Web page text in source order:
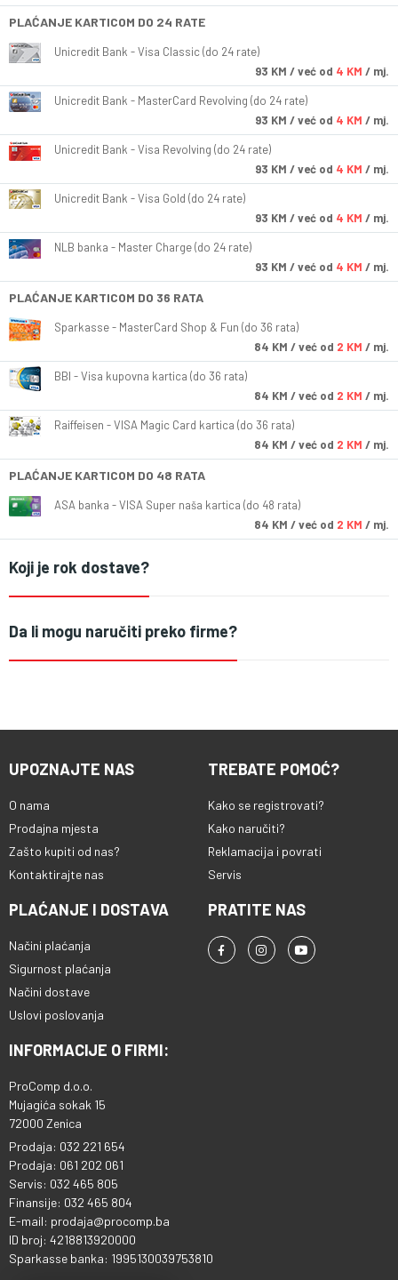
PLAĆANJE KARTICOM DO 24 RATE
Unicredit Bank - Visa Classic (do 24 rate)
93 KM / već od 4 KM / mj.
Unicredit Bank - MasterCard Revolving (do 24 rate)
93 KM / već od 4 KM / mj.
Unicredit Bank - Visa Revolving (do 24 rate)
93 KM / već od 4 KM / mj.
Unicredit Bank - Visa Gold (do 24 rate)
93 KM / već od 4 KM / mj.
NLB banka - Master Charge (do 24 rate)
93 KM / već od 4 KM / mj.
PLAĆANJE KARTICOM DO 36 RATA
Sparkasse - MasterCard Shop & Fun (do 36 rata)
84 KM / već od 2 KM / mj.
BBI - Visa kupovna kartica (do 36 rata)
84 KM / već od 2 KM / mj.
Raiffeisen - VISA Magic Card kartica (do 36 rata)
84 KM / već od 2 KM / mj.
PLAĆANJE KARTICOM DO 48 RATA
ASA banka - VISA Super naša kartica (do 48 rata)
84 KM / već od 2 KM / mj.
Koji je rok dostave?
Da li mogu naručiti preko firme?
UPOZNAJTE NAS
O nama
Prodajna mjesta
Zašto kupiti od nas?
Kontaktirajte nas
TREBATE POMOĆ?
Kako se registrovati?
Kako naručiti?
Reklamacija i povrati
Servis
PLAĆANJE I DOSTAVA
Načini plaćanja
Sigurnost plaćanja
Načini dostave
Uslovi poslovanja
PRATITE NAS
INFORMACIJE O FIRMI:
ProComp d.o.o.
Mujagića sokak 15
72000 Zenica
Prodaja: 032 221 654
Prodaja: 061 202 061
Servis: 032 465 805
Finansije: 032 465 804
E-mail: prodaja@procomp.ba
ID broj: 4218813920000
Sparkasse banka: 1995130039753810